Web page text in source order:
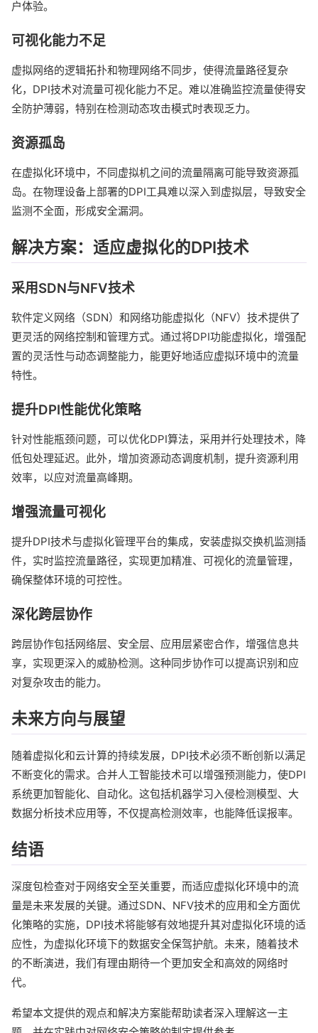
户体验。
可视化能力不足
虚拟网络的逻辑拓扑和物理网络不同步，使得流量路径复杂
化，DPI技术对流量可视化能力不足。难以准确监控流量使得安
全防护薄弱，特别在检测动态攻击模式时表现乏力。
资源孤岛
在虚拟化环境中，不同虚拟机之间的流量隔离可能导致资源孤
岛。在物理设备上部署的DPI工具难以深入到虚拟层，导致安全
监测不全面，形成安全漏洞。
解决方案：适应虚拟化的DPI技术
采用SDN与NFV技术
软件定义网络（SDN）和网络功能虚拟化（NFV）技术提供了
更灵活的网络控制和管理方式。通过将DPI功能虚拟化，增强配
置的灵活性与动态调整能力，能更好地适应虚拟环境中的流量
特性。
提升DPI性能优化策略
针对性能瓶颈问题，可以优化DPI算法，采用并行处理技术，降
低包处理延迟。此外，增加资源动态调度机制，提升资源利用
效率，以应对流量高峰期。
增强流量可视化
提升DPI技术与虚拟化管理平台的集成，安装虚拟交换机监测插
件，实时监控流量路径，实现更加精准、可视化的流量管理，
确保整体环境的可控性。
深化跨层协作
跨层协作包括网络层、安全层、应用层紧密合作，增强信息共
享，实现更深入的威胁检测。这种同步协作可以提高识别和应
对复杂攻击的能力。
未来方向与展望
随着虚拟化和云计算的持续发展，DPI技术必须不断创新以满足
不断变化的需求。合并人工智能技术可以增强预测能力，使DPI
系统更加智能化、自动化。这包括机器学习入侵检测模型、大
数据分析技术应用等，不仅提高检测效率，也能降低误报率。
结语
深度包检查对于网络安全至关重要，而适应虚拟化环境中的流
量是未来发展的关键。通过SDN、NFV技术的应用和全方面优
化策略的实施，DPI技术将能够有效地提升其对虚拟化环境的适
应性，为虚拟化环境下的数据安全保驾护航。未来，随着技术
的不断演进，我们有理由期待一个更加安全和高效的网络时
代。
希望本文提供的观点和解决方案能帮助读者深入理解这一主